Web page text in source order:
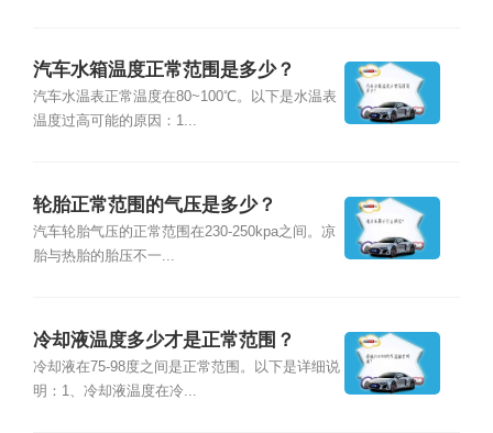
汽车水箱温度正常范围是多少？
汽车水温表正常温度在80~100℃。以下是水温表
温度过高可能的原因：1...
轮胎正常范围的气压是多少？
汽车轮胎气压的正常范围在230-250kpa之间。凉
胎与热胎的胎压不一...
冷却液温度多少才是正常范围？
冷却液在75-98度之间是正常范围。以下是详细说
明：1、冷却液温度在冷...